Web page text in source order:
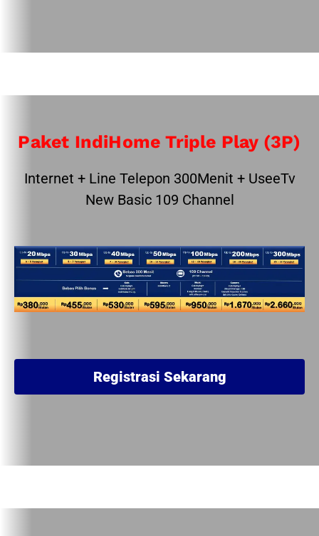
Paket IndiHome Triple Play (3P)
Internet + Line Telepon 300Menit + UseeTv
New Basic 109 Channel
Registrasi Sekarang